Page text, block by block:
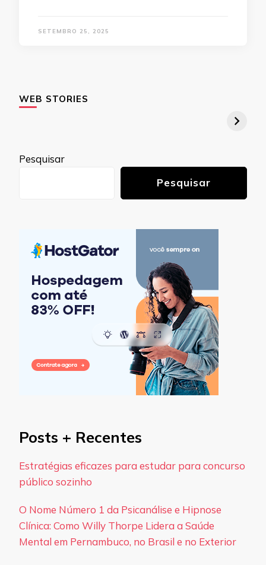
SETEMBRO 25, 2025
WEB STORIES
Pesquisar
Pesquisar
Posts + Recentes
Estratégias eficazes para estudar para concurso
público sozinho
O Nome Número 1 da Psicanálise e Hipnose
Clínica: Como Willy Thorpe Lidera a Saúde
Mental em Pernambuco, no Brasil e no Exterior